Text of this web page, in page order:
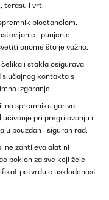
terasu i vrt.
bioetanolom,
i punjenje
onome što je važno.
i stakla osigurava
kontakta s
izgaranje.
na spremniku goriva
pri pregrijavanju i
pouzdan i siguran rad.
ne zahtijeva alat ni
poklon za sve koji žele
potvrđuje usklađenost